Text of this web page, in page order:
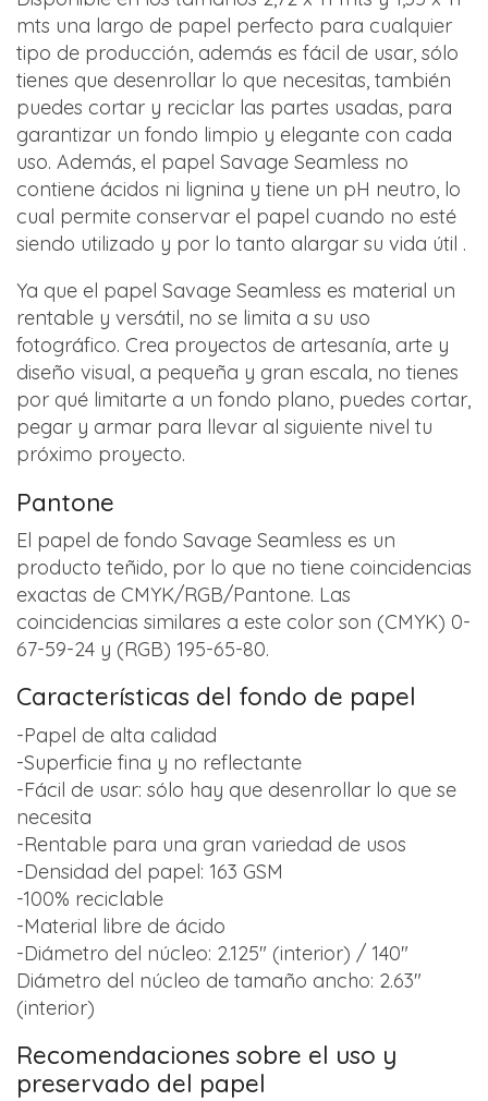
mts una largo de papel perfecto para cualquier
tipo de producción, además es fácil de usar, sólo
tienes que desenrollar lo que necesitas, también
puedes cortar y reciclar las partes usadas, para
garantizar un fondo limpio y elegante con cada
uso. Además, el papel Savage Seamless no
contiene ácidos ni lignina y tiene un pH neutro, lo
cual permite conservar el papel cuando no esté
siendo utilizado y por lo tanto alargar su vida útil .
Ya que el papel Savage Seamless es material un
rentable y versátil, no se limita a su uso
fotográfico. Crea proyectos de artesanía, arte y
diseño visual, a pequeña y gran escala, no tienes
por qué limitarte a un fondo plano, puedes cortar,
pegar y armar para llevar al siguiente nivel tu
próximo proyecto.
Pantone
El papel de fondo Savage Seamless es un
producto teñido, por lo que no tiene coincidencias
exactas de CMYK/RGB/Pantone. Las
coincidencias similares a este color son (CMYK) 0-
67-59-24 y (RGB) 195-65-80.
Características del fondo de papel
-Papel de alta calidad
-Superficie fina y no reflectante
-Fácil de usar: sólo hay que desenrollar lo que se
necesita
-Rentable para una gran variedad de usos
-Densidad del papel: 163 GSM
-100% reciclable
-Material libre de ácido
-Diámetro del núcleo: 2.125″ (interior) / 140″
Diámetro del núcleo de tamaño ancho: 2.63″
(interior)
Recomendaciones sobre el uso y
preservado del papel